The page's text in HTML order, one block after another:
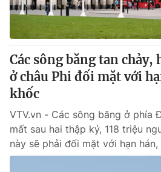
Các sông băng tan
ở châu Phi đối mặt với
khốc
VTV.vn - Các sông băng ở phía
mất sau hai thập kỷ, 118 triệu
này sẽ phải đối mặt với hạn